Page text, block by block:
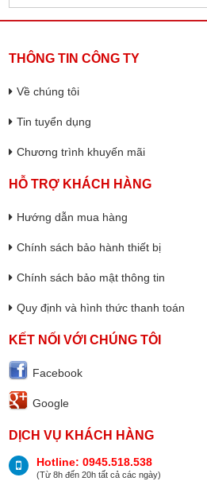
THÔNG TIN CÔNG TY
Về chúng tôi
Tin tuyển dụng
Chương trình khuyến mãi
HỖ TRỢ KHÁCH HÀNG
Hướng dẫn mua hàng
Chính sách bảo hành thiết bị
Chính sách bảo mật thông tin
Quy định và hình thức thanh toán
KẾT NỐI VỚI CHÚNG TÔI
Facebook
Google
DỊCH VỤ KHÁCH HÀNG
Hotline: 0945.518.538
(Từ 8h đến 20h tất cả các ngày)